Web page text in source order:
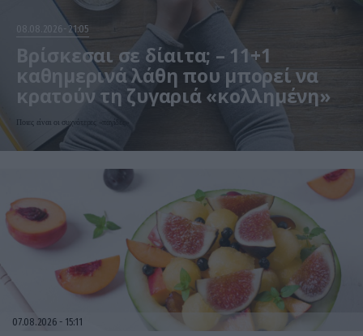
08.08.2026 21:05
Βρίσκεσαι σε δίαιτα; – 11+1
καθημερινά λάθη που μπορεί να
κρατούν τη ζυγαριά «κολλημένη»
Ποιες είναι οι συχνότερες «παγίδες»
07.08.2026 15:11